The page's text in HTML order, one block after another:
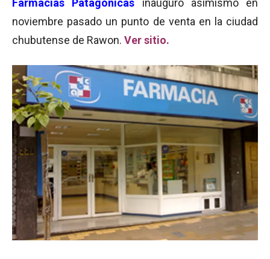
Farmacias Patagónicas
inauguró asimismo en
noviembre pasado un punto de venta en la ciudad
chubutense de Rawon. Ver sitio.